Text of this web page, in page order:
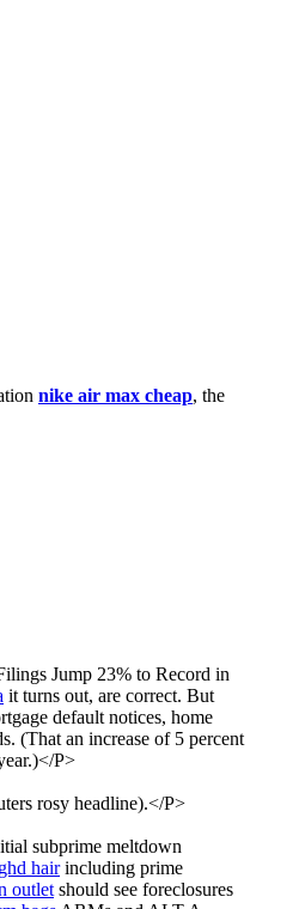
nike air max cheap, the
Jump 23% to Record in
it turns out, are correct. But
default notices, home
(That an increase of 5 percent
P>
rosy headline).</P>
subprime meltdown
ghd hairincluding prime
outlet should see foreclosures